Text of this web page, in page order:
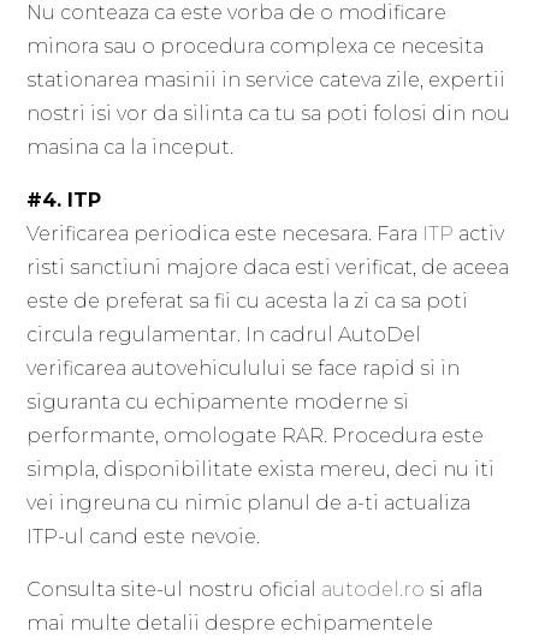
Nu conteaza ca este vorba de o modificare
minora sau o procedura complexa ce necesita
stationarea masinii in service cateva zile, expertii
nostri isi vor da silinta ca tu sa poti folosi din nou
masina ca la inceput.
#4. ITP
Verificarea periodica este necesara. Fara ITP activ
risti sanctiuni majore daca esti verificat, de aceea
este de preferat sa fii cu acesta la zi ca sa poti
circula regulamentar. In cadrul AutoDel
verificarea autovehiculului se face rapid si in
siguranta cu echipamente moderne si
performante, omologate RAR. Procedura este
simpla, disponibilitate exista mereu, deci nu iti
vei ingreuna cu nimic planul de a-ti actualiza
ITP-ul cand este nevoie.
Consulta site-ul nostru oficial autodel.ro si afla
mai multe detalii despre echipamentele